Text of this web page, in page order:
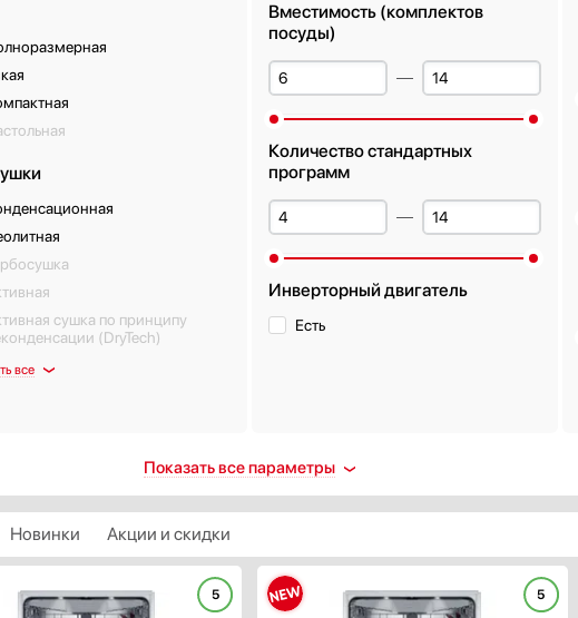
сушка по принципу
(DryTech)
все
Вместимость (комплектов
посуды)
Количество стандартных
программ
Инверторный двигатель
Есть
воды (AquaControl)
Половинная загрузка
Есть
A
A+
Показать все параметры
Новинки Акции и скидки
5 5